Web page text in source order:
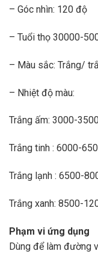
– Góc nhìn: 120 độ
– Tuổi thọ 30000-
– Màu sắc: Trắng/
– Nhiệt độ màu:
Trắng ấm: 3000-
Trắng tinh : 6000-
Trắng lạnh : 6500-
Trắng xanh: 8500-
Phạm vi ứng dụng
Dùng để làm đường